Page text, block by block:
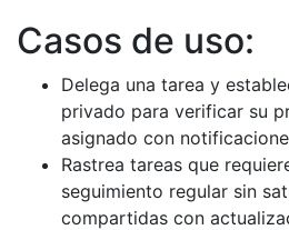
Casos de uso:
Delega una tarea y
privado para verificar su
asignado con
Rastrea tareas que
seguimiento regular sin
compartidas con